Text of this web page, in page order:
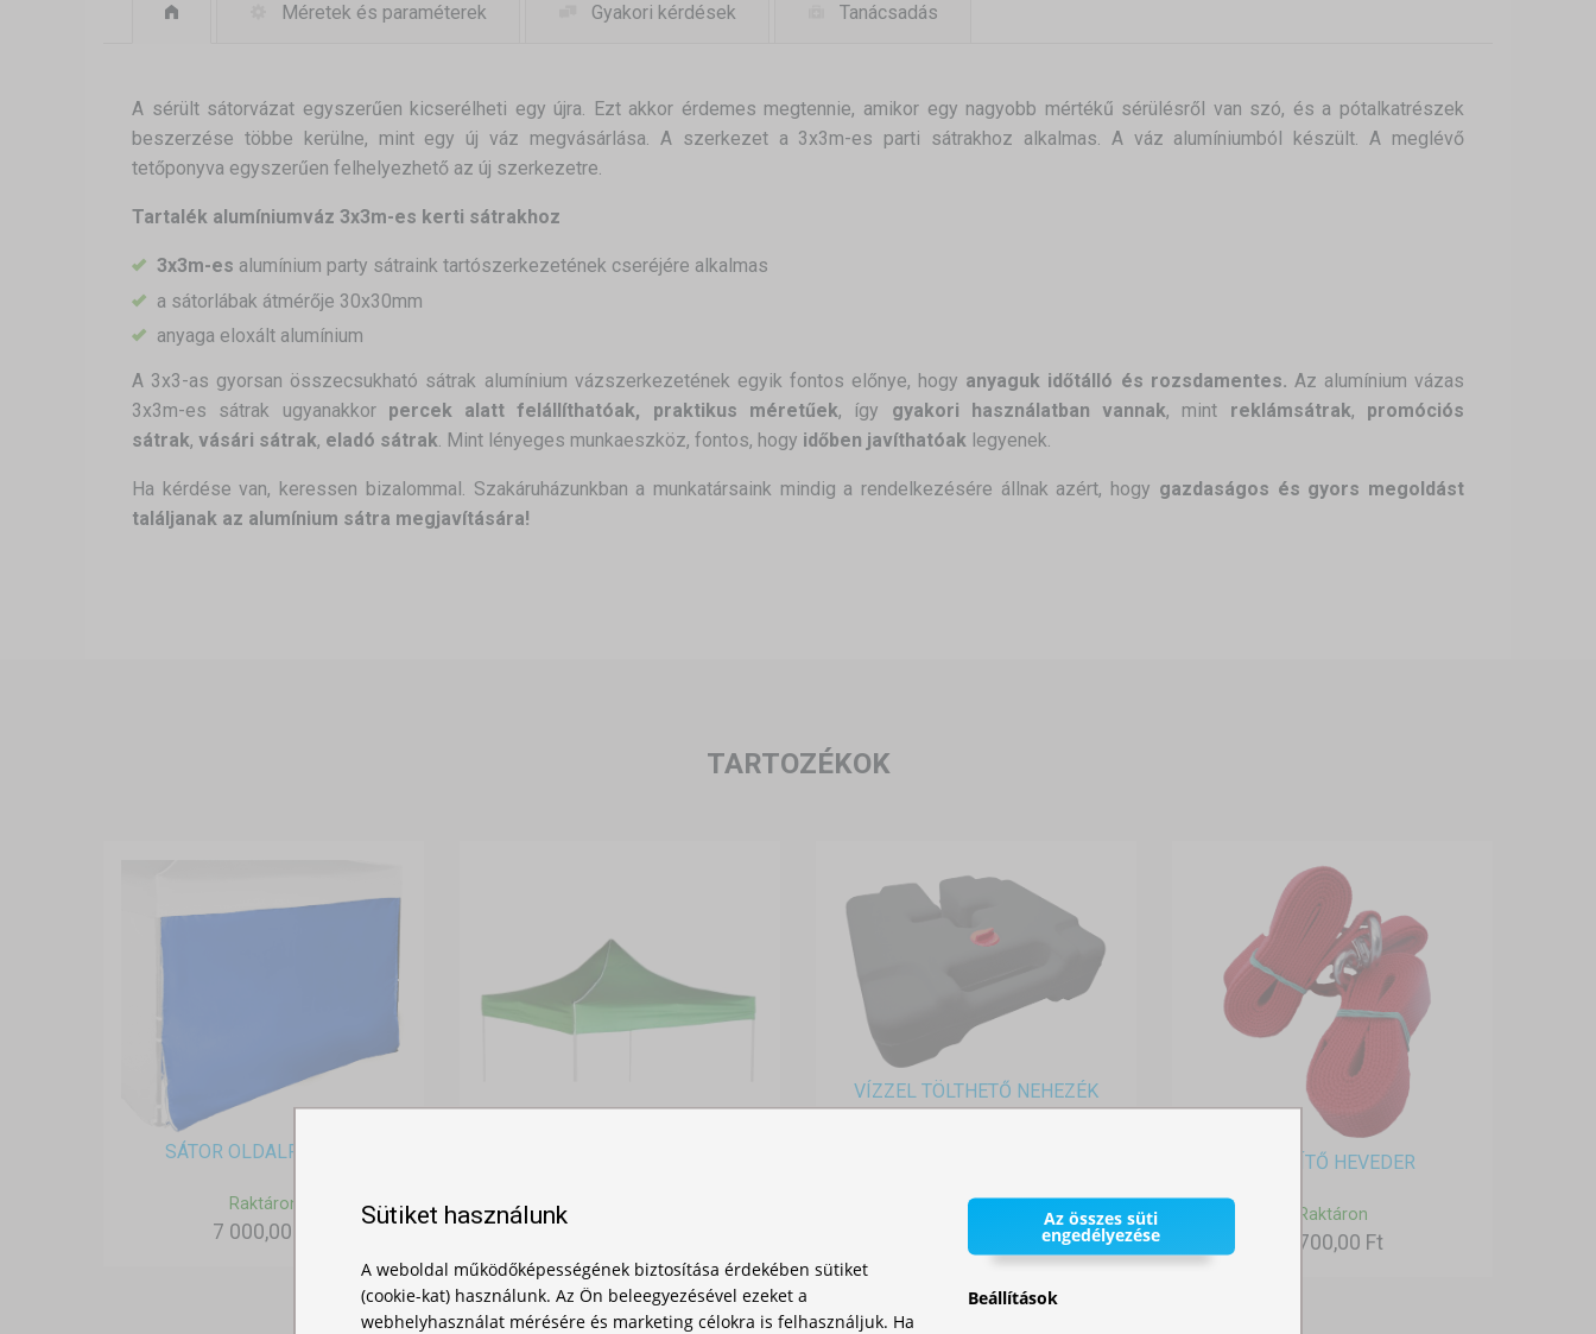
Méretek és paraméterek Gyakori kérdések Tanácsadás
A sérült sátorvázat egyszerűen kicserélheti egy újra. Ezt akkor érdemes megtennie, amikor egy nagyobb mértékű sérülésről van szó, és a pótalkatrészek
beszerzése többe kerülne, mint egy új váz megvásárlása. A szerkezet a 3x3m-es parti sátrakhoz alkalmas. A váz alumíniumból készült. A meglévő
tetőponyva egyszerűen felhelyezhető az új szerkezetre.
Tartalék alumíniumváz 3x3m-es kerti sátrakhoz
3x3m-es alumínium party sátraink tartószerkezetének cseréjére alkalmas
a sátorlábak átmérője 30x30mm
anyaga eloxált alumínium
A 3x3-as gyorsan összecsukható sátrak alumínium vázszerkezetének egyik fontos előnye, hogy anyaguk időtálló és rozsdamentes. Az alumínium vázas
3x3m-es sátrak ugyanakkor percek alatt felállíthatóak, praktikus méretűek, így gyakori használatban vannak, mint reklámsátrak, promóciós
sátrak, vásári sátrak, eladó sátrak. Mint lényeges munkaeszköz, fontos, hogy időben javíthatóak legyenek.
Ha kérdése van, keressen bizalommal. Szakáruházunkban a munkatársaink mindig a rendelkezésére állnak azért, hogy gazdaságos és gyors megoldást
találjanak az alumínium sátra megjavítására!
TARTOZÉKOK
SÁTOR OLDALFAL - 3M
Raktáron
7 000,00 Ft
VÍZZEL TÖLTHETŐ NEHEZÉK
RÖGZÍTŐ HEVEDER
Raktáron
4 700,00 Ft
Sütiket használunk
A weboldal működőképességének biztosítása érdekében sütiket
(cookie-kat) használunk. Az Ön beleegyezésével ezeket a
webhelyhasználat mérésére és marketing célokra is felhasználjuk. Ha
Az összes süti
engedélyezése
Beállítások